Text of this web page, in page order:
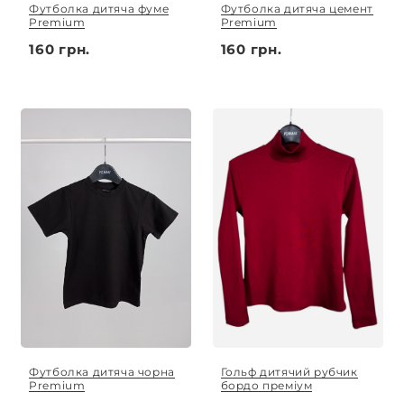
Футболка дитяча фуме
Premium
160 грн.
Футболка дитяча цемент
Premium
160 грн.
Футболка дитяча чорна
Premium
Гольф дитячий рубчик
бордо преміум